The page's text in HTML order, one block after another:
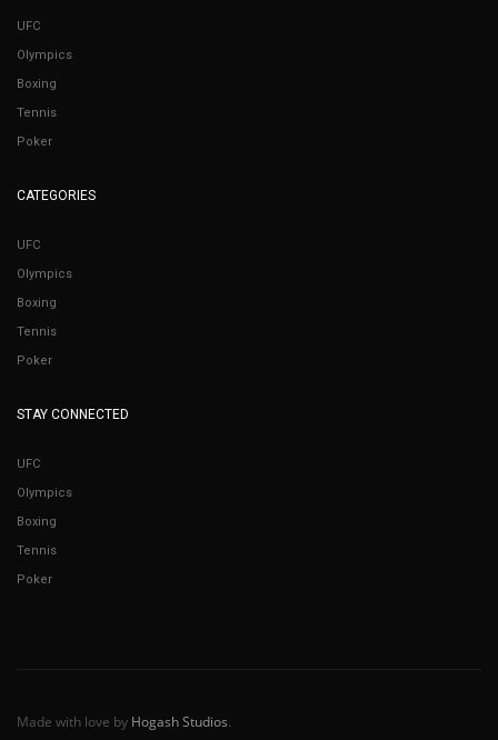
UFC
Olympics
Boxing
Tennis
Poker
CATEGORIES
UFC
Olympics
Boxing
Tennis
Poker
STAY CONNECTED
UFC
Olympics
Boxing
Tennis
Poker
Made with love by Hogash Studios.